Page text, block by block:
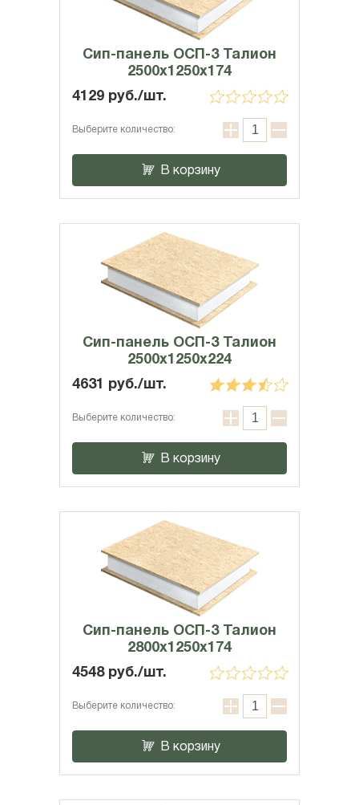
Сип-панель ОСП-3 Талион
2500x1250x174
4129 руб./шт.
Выберите количество:
В корзину
Сип-панель ОСП-3 Талион
2500x1250x224
4631 руб./шт.
Выберите количество:
В корзину
Сип-панель ОСП-3 Талион
2800x1250x174
4548 руб./шт.
Выберите количество:
В корзину